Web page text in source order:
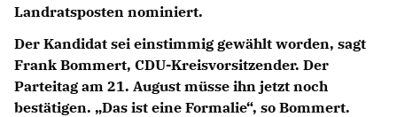
Landratsposten nominiert.
Der Kandidat sei einstimmig gewählt worden, sagt
Frank Bommert, CDU-Kreisvorsitzender. Der
Parteitag am 21. August müsse ihn jetzt noch
bestätigen. „Das ist eine Formalie“, so Bommert.